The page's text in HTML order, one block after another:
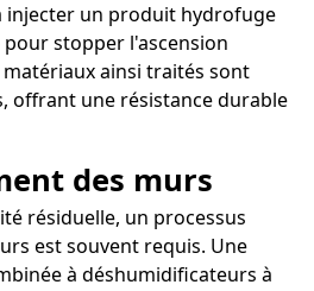
injecter un produit hydrofuge
stopper l'ascension
matériaux ainsi traités sont
offrant une résistance durable
des murs
résiduelle, un processus
est souvent requis. Une
à déshumidificateurs à